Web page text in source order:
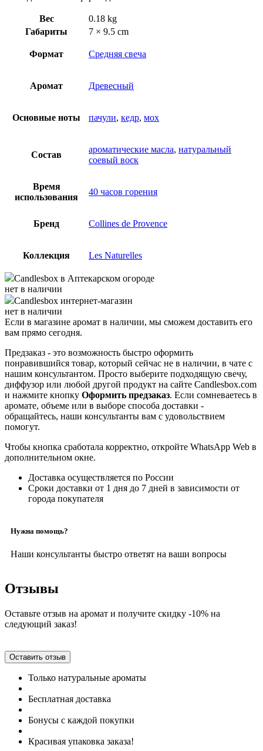
Вес
0.18 kg
Габариты
7 × 9.5 cm
Формат Средняя свеча
Аромат Древесный
Основные ноты пачули, кедр, мох
Состав
ароматические масла, натуральный
соевый воск
Время
использования
40 часов горения
Бренд Collines de Provence
Коллекция Les Naturelles
Candlesbox в Аптекарском огороде
нет в наличии
Candlesbox интернет-магазин
нет в наличии
Если в магазине аромат в наличии, мы сможем доставить его
вам прямо сегодня.
Предзаказ - это возможность быстро оформить
понравившийся товар, который сейчас не в наличии, в чате с
нашим консультантом. Просто выберите подходящую свечу,
диффузор или любой другой продукт на сайте Candlesbox.com
и нажмите кнопку Оформить предзаказ. Если сомневаетесь в
аромате, объеме или в выборе способа доставки -
обращайтесь, наши консультанты вам с удовольствием
помогут.
Чтобы кнопка сработала корректно, откройте WhatsApp Web в
дополнительном окне.
Доставка осуществляется по России
Сроки доставки от 1 дня до 7 дней в зависимости от
города покупателя
Нужна помощь?
Наши консультанты быстро ответят на ваши вопросы
Отзывы
Оставьте отзыв на аромат и получите скидку -10% на
следующий заказ!
Оставить отзыв
Только натуральные ароматы
Бесплатная доставка
Бонусы с каждой покупки
Красивая упаковка заказа!